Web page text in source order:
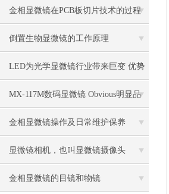
金相显微镜在PCB板切片技术的过程
控制中的作用
倒置生物显微镜的工作原理
LED为光学显微镜行业带来巨变 优势
比传统卤素更明显
MX-117M数码显微镜 Obvious明显品
牌值得推荐
金相显微镜操作及日常维护保养
显微镜相机，也叫显微镜摄像头
金相显微镜的目镜和物镜